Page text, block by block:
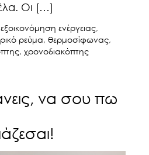
Οι […]
εξοικονόμηση ενέργειας,
ρεύμα, θερμοσίφωνας,
, χρονοδιακόπτης
να σου πω